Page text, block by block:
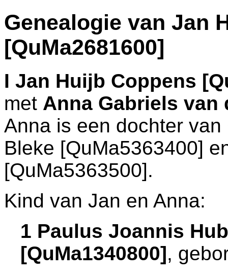
Genealogie van Jan
[QuMa2681600]
I Jan Huijb Coppens
met Anna Gabriels van
Anna is een dochter van
Bleke [QuMa5363400]
[QuMa5363500].
Kind van Jan en Anna:
1 Paulus Joannis
[QuMa1340800],